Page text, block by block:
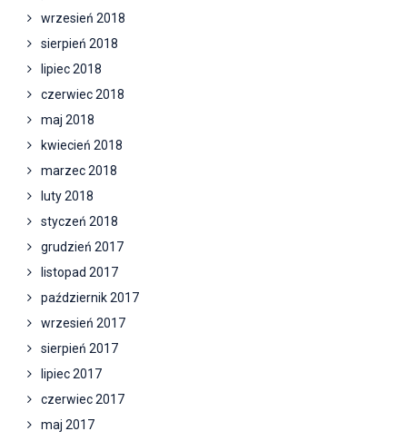
wrzesień 2018
sierpień 2018
lipiec 2018
czerwiec 2018
maj 2018
kwiecień 2018
marzec 2018
luty 2018
styczeń 2018
grudzień 2017
listopad 2017
październik 2017
wrzesień 2017
sierpień 2017
lipiec 2017
czerwiec 2017
maj 2017